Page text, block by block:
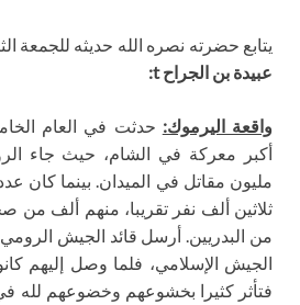
يتابع حضرته نصره الله حديثه للجمعة
عبيدة بن الجراحt
:
واقعة اليرموك: حدثت في العام
أكبر معركة في الشام، حيث جاء
مليون مقاتل في الميدان. بينما كان
من البدريين. أرسل قائد الجيش
الجيش الإسلامي، فلما وصل إليهم
فتأثر كثيرا بخشوعهم وخضوعهم لله